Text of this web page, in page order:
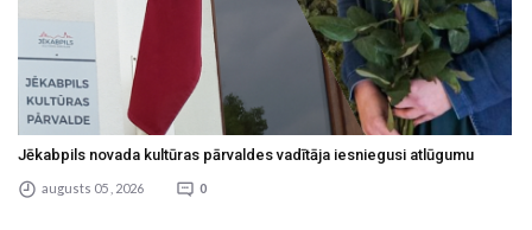
Jēkabpils novada kultūras pārvaldes vadītāja iesniegusi atlūgumu
augusts 05 , 2026 0